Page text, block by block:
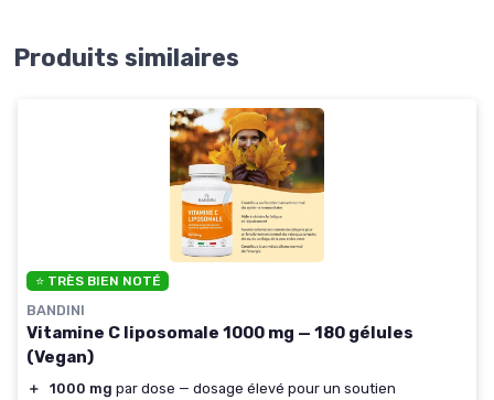
Produits similaires
⭐ TRÈS BIEN NOTÉ
BANDINI
Vitamine C liposomale 1000 mg — 180 gélules
(Vegan)
＋ 1000 mg par dose — dosage élevé pour un soutien